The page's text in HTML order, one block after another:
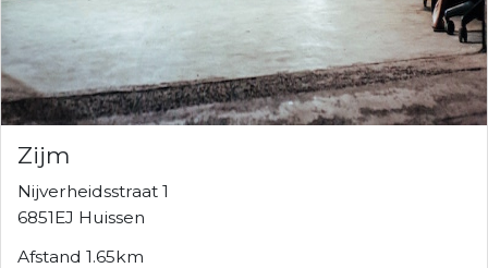
Zijm
Nijverheidsstraat 1
6851EJ Huissen
Afstand 1.65km